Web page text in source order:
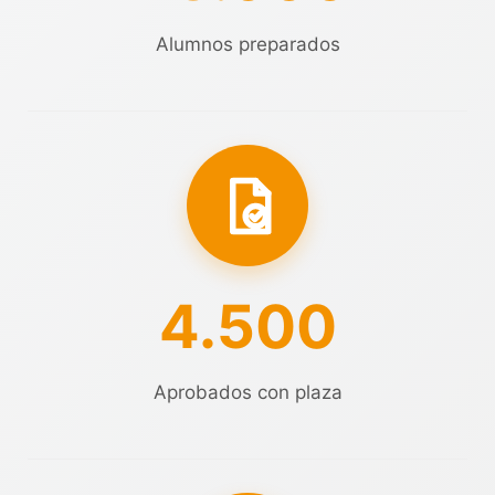
Alumnos preparados
4.500
Aprobados con plaza